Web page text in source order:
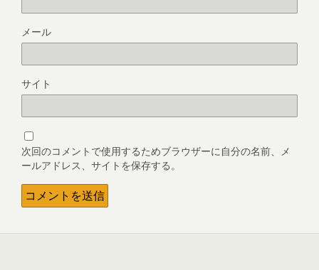
メール
サイト
次回のコメントで使用するためブラウザーに自分の名前、メ
ールアドレス、サイトを保存する。